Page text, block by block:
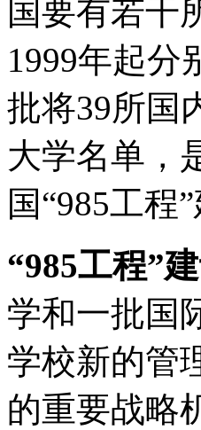
国要有若干
1999年起分
批将39所国
大学名单，
国“985工程
“985工程”
学和一批国
学校新的管
的重要战略